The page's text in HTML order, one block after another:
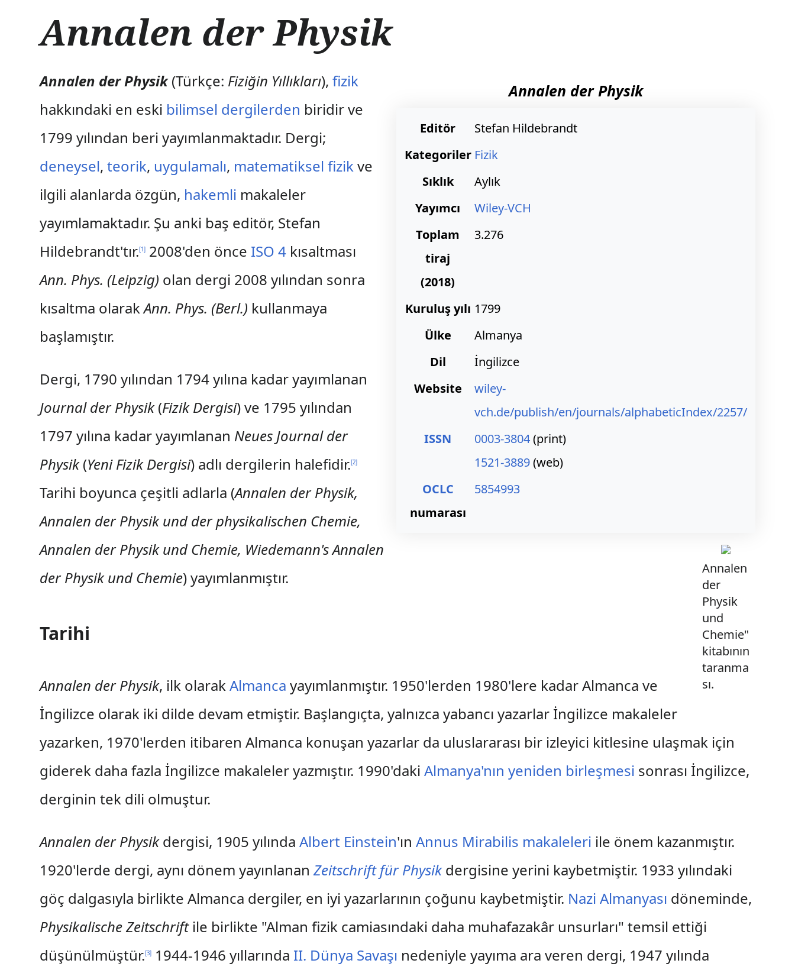
r
e
t
a
Annalen der Physik
Annalen der Physik
Editör
Stefan Hildebrandt
Kategoriler Fizik
Sıklık
Aylık
Yayımcı
Wiley-VCH
Toplam
tiraj
(2018)
3.276
Kuruluş yılı 1799
Ülke
Almanya
Dil
İngilizce
Website
wiley-
vch.de/publish/en/journals/alphabeticIndex/2257/
ISSN
0003-3804(print)
1521-3889(web)
OCLC
numarası
5854993
Annalen
der
Physik
und
Chemie"
kitabının
taranma
sı.
Annalen der Physik(Türkçe: Fiziğin Yıllıkları),fizik
hakkındaki en eski bilimsel dergilerden biridir ve
1799 yılından beri yayımlanmaktadır. Dergi;
deneysel,teorik, uygulamalı, matematiksel fizikve
ilgili alanlarda özgün, hakemli makaleler
yayımlamaktadır. Şu anki baş editör, Stefan
Hildebrandt'tır.[1] 2008'den önce ISO 4 kısaltması
Ann. Phys. (Leipzig) olan dergi 2008 yılından sonra
kısaltma olarakAnn. Phys. (Berl.) kullanmaya
başlamıştır.
Dergi, 1790 yılından 1794 yılına kadar yayımlanan
Journal der Physik(Fizik Dergisi) ve 1795 yılından
1797 yılına kadar yayımlanan Neues Journal der
Physik(Yeni Fizik Dergisi) adlı dergilerin halefidir.[2]
Tarihi boyunca çeşitli adlarla (Annalen der Physik,
Annalen der Physik und der physikalischen Chemie,
Annalen der Physik und Chemie, Wiedemann's Annalen
der Physik und Chemie) yayımlanmıştır.
Tarihi
Annalen der Physik, ilk olarakAlmanca yayımlanmıştır. 1950'lerden 1980'lere kadar Almanca ve
İngilizce olarak iki dilde devam etmiştir. Başlangıçta, yalnızca yabancı yazarlar İngilizce makaleler
yazarken, 1970'lerden itibaren Almanca konuşan yazarlar da uluslararası bir izleyici kitlesine ulaşmak için
giderek daha fazla İngilizce makaleler yazmıştır. 1990'dakiAlmanya'nın yeniden birleşmesi sonrası İngilizce,
derginin tek dili olmuştur.
Annalen der Physikdergisi, 1905 yılındaAlbert Einstein'ınAnnus Mirabilis makaleleri ile önem kazanmıştır.
1920'lerde dergi, aynı dönem yayınlananZeitschrift für Physikdergisine yerini kaybetmiştir. 1933 yılındaki
göç dalgasıyla birlikte Almanca dergiler, en iyi yazarlarının çoğunu kaybetmiştir. Nazi Almanyası döneminde,
Physikalische Zeitschriftile birlikte "Alman fizik camiasındaki daha muhafazakâr unsurları" temsil ettiği
düşünülmüştür.[3] 1944-1946 yıllarında II. Dünya Savaşı nedeniyle yayıma ara veren dergi, 1947 yılında